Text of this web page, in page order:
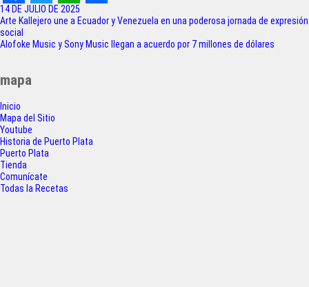
F
a
e
b
o
o
k
T
w
t
e
r
W
h
a
p
S
h
14 DE JULIO DE 2025
Navegación
de
Arte Kallejero une a Ecuador y Venezuela en una poderosa jornada de expresión
social
Alofoke Music y Sony Music llegan a acuerdo por 7 millones de dólares
mapa
Inicio
Mapa del Sitio
Youtube
Historia de Puerto Plata
Puerto Plata
Tienda
Comunícate
Todas la Recetas